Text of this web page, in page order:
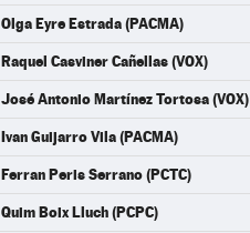
Olga Eyre Estrada (PACMA)
Raquel Casviner Cañellas (VOX)
José Antonio Martínez Tortosa (VOX)
Ivan Guijarro Vila (PACMA)
Ferran Peris Serrano (PCTC)
Quim Boix Lluch (PCPC)